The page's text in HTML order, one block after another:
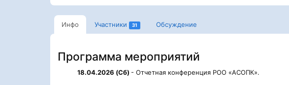
Инфо Участники 31 Обсуждение
Программа мероприятий
18.04.2026 (Сб) - Отчетная конференция РОО «АСОПК».